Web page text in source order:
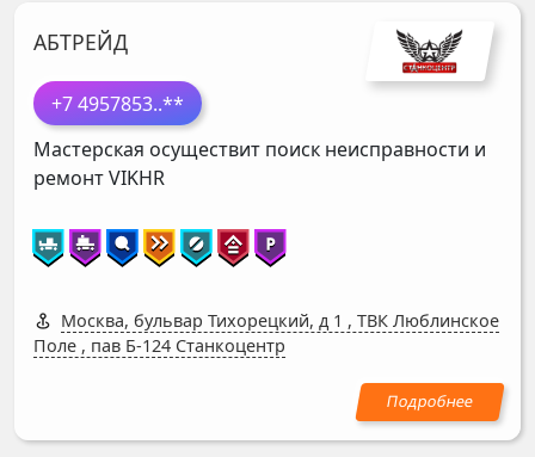
АБТРЕЙД
+7 4957853..**
Мастерская осуществит поиск неисправности и
ремонтVIKHR
Москва, бульвар Тихорецкий, д 1 , ТВК Люблинское
Поле , пав Б-124 Станкоцентр